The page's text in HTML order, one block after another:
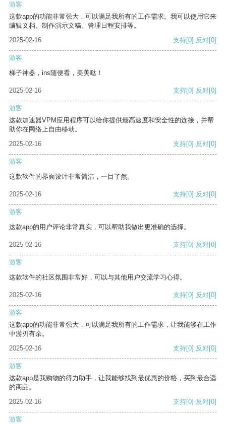
游客
这款app的功能非常强大，可以满足我所有的工作需求。我可以使用它来
编辑文档、制作演示文稿、管理日程安排等。
2025-02-16
支持[0] 反对[0]
游客
梯子神器，ins随便看，美美哒！
2025-02-16 支持[0] 反对[0]
游客
这款加速器VPM应用程序可以给你提供最高速度和安全性的连接，并帮
助你在网络上自由移动。
2025-02-16
支持[0] 反对[0]
游客
这款软件的界面设计非常简洁，一目了然。
2025-02-16 支持[0] 反对[0]
游客
这款app的用户评论非常真实，可以帮助我做出更准确的选择。
2025-02-16 支持[0] 反对[0]
游客
这款软件的社区氛围非常好，可以与其他用户交流学习心得。
2025-02-16 支持[0] 反对[0]
游客
这款app的功能非常强大，可以满足我所有的工作需求，让我能够在工作
中游刃有余。
2025-02-16
支持[0] 反对[0]
游客
这款app是我购物的得力助手，让我能够找到最优惠的价格，买到最合适
的商品。
2025-02-16
支持[0] 反对[0]
游客